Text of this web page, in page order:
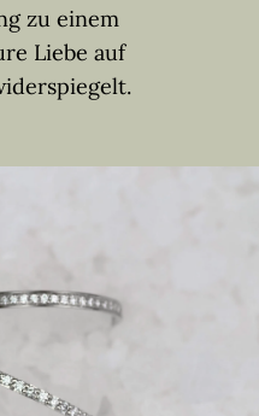
zu einem
Liebe auf